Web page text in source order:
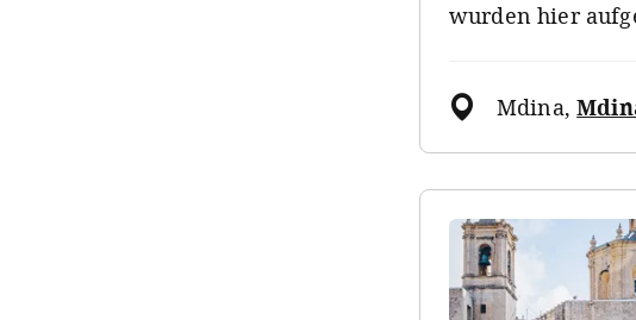
wurden hier
Mdina,